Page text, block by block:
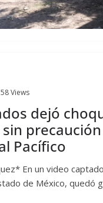
Views
dejó
Pacífico
En un video
de México, quedó